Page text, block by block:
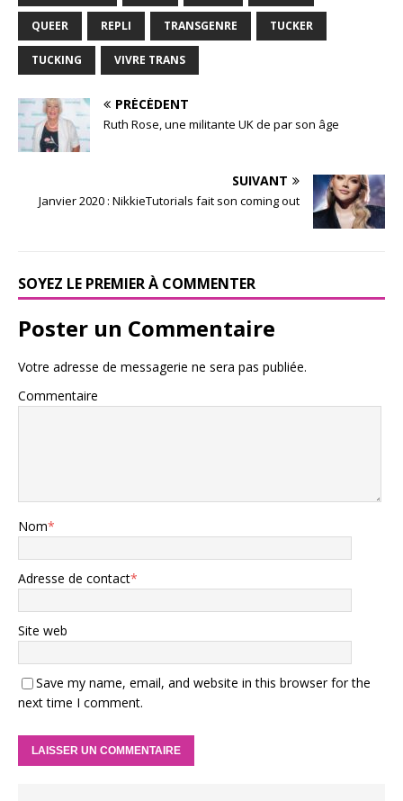
QUEER REPLI TRANSGENRE TUCKER
TUCKING VIVRE TRANS
PRÉCÉDENT
Ruth Rose, une militante UK de par son âge
SUIVANT
Janvier 2020 : NikkieTutorials fait son coming out
SOYEZ LE PREMIER À COMMENTER
Poster un Commentaire
Votre adresse de messagerie ne sera pas publiée.
Commentaire
Nom*
Adresse de contact*
Site web
Save my name, email, and website in this browser for the
next time I comment.